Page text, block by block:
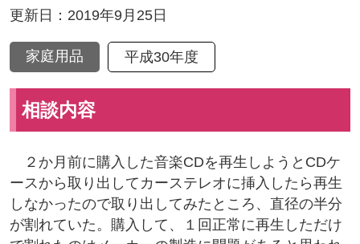
更新日：2019年9月25日
家庭用品 平成30年度
相談内容
２か月前に購入した音楽CDを再生しようとCDケ
ースから取り出してカーステレオに挿入したら再生
しなかったので取り出してみたところ、直径の半分
が割れていた。購入して、１回正常に再生しただけ